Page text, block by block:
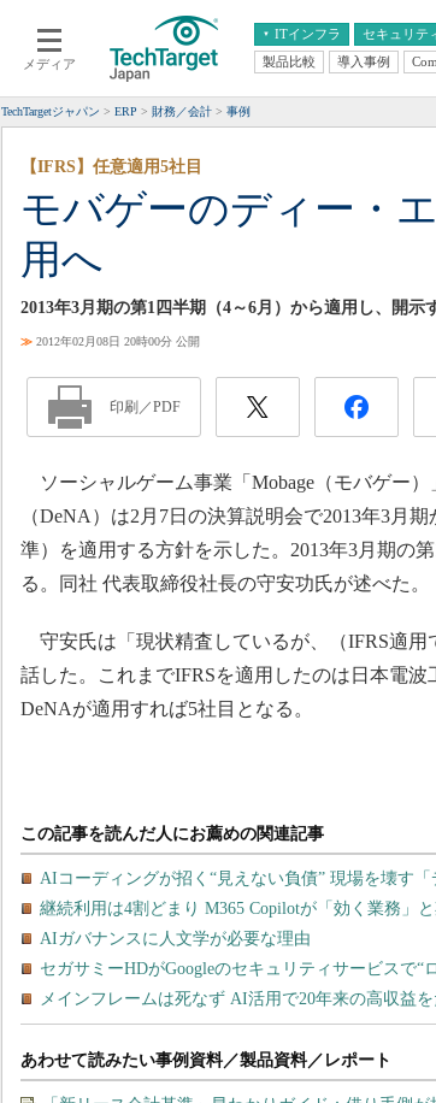
メディア
ITインフラ
クラウド
スマートモバイル
ネットワーク
システム運用管理
セキュリテ
エンタープライズAI
ERP
情報系システム
製品比較 導入事例
TechTargetジャパン ERP 財務／会計 事例
モバゲーのディー・
用へ
【IFRS】任意適用5社目
2013年3月期の第1四半期（4～6月）から適用し、開示
≫ 2012年02月08日 20時00分 公開
印刷／PDF
ソーシャルゲーム事業「Mobage（モバゲー
（DeNA）は2月7日の決算説明会で2013年3月
準）を適用する方針を示した。2013年3月期の
る。同社 代表取締役社長の守安功氏が述べた。
守安氏は「現状精査しているが、（IFRS適用
話した。これまでIFRSを適用したのは日本電波
DeNAが適用すれば5社目となる。
あわせて読みたい事例資料／製品資料／レポート